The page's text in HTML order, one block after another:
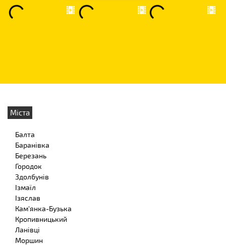
Міста
Балта
Баранівка
Березань
Городок
Здолбунів
Ізмаїл
Ізяслав
Кам'янка-Бузька
Кропивницький
Ланівці
Моршин